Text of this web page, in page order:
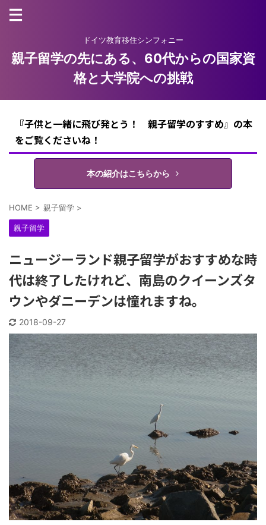
ドイツ教育移住シンフォニー
親子留学の先にある、60代からの国家資
格と大学院への挑戦
『子供と一緒に飛び発とう！ 親子留学のすすめ』の本
をご覧くださいね！
本の紹介はこちらから
HOME > 親子留学 >
親子留学
ニュージーランド親子留学がおすすめな時
代は終了したけれど、南島のクイーンズタ
ウンやダニーデンは憧れますね。
2018-09-27